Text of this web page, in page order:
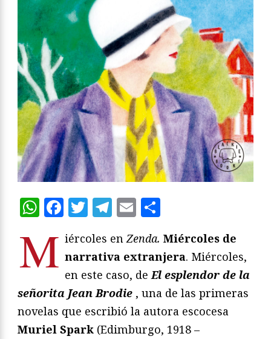
WhatsApp
Facebook
Twitter
Telegram
Email
M iércoles en Zenda. Miércoles de
narrativa extranjera. Miércoles,
en este caso, de El esplendor de la
señorita Jean Brodie , una de las primeras
novelas que escribió la autora escocesa
Muriel Spark (Edimburgo, 1918 –